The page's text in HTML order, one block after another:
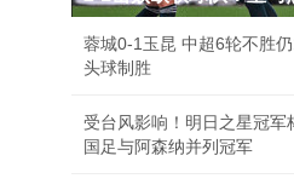
蓉城0-1玉昆 中超6轮不胜
头球制胜
受台风影响！明日之星冠军
国足与阿森纳并列冠军